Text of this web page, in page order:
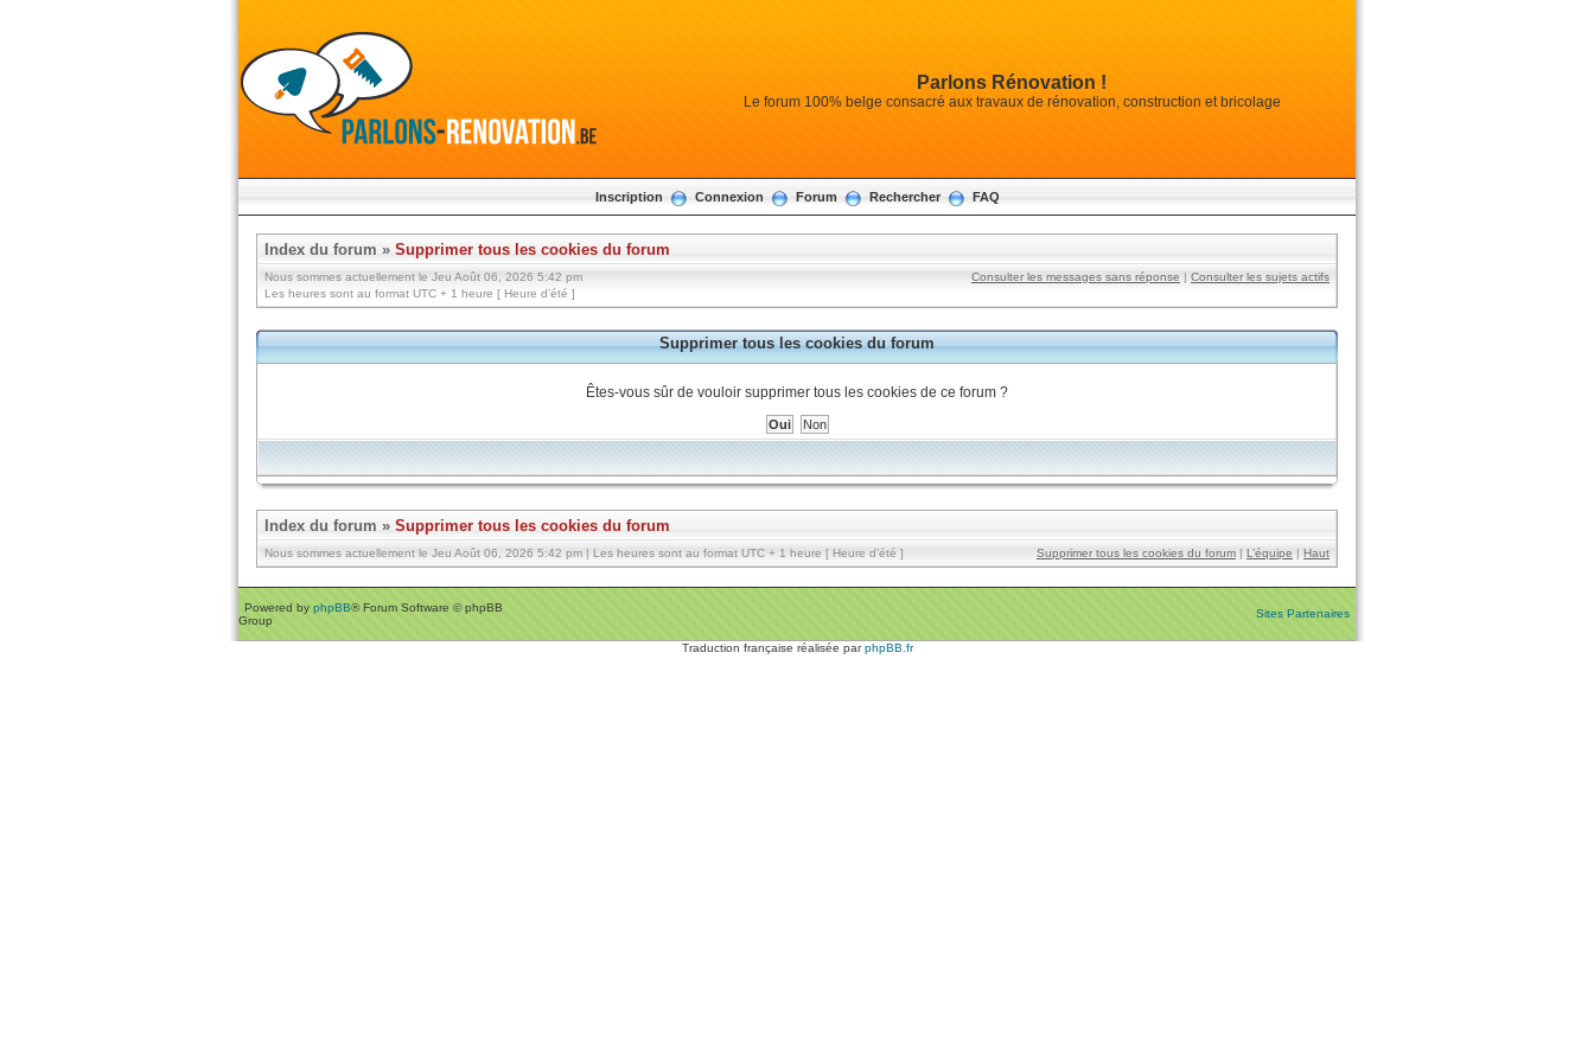
Parlons Rénovation !
Le forum 100% belge consacré aux travaux de rénovation, construction et bricolage
Inscription Connexion Forum Rechercher FAQ
Index du forum » Supprimer tous les cookies du forum
Nous sommes actuellement le Jeu Août 06, 2026 5:42 pm
Les heures sont au format UTC + 1 heure [ Heure d’été ]
Consulter les messages sans réponse | Consulter les sujets actifs
Supprimer tous les cookies du forum
Êtes-vous sûr de vouloir supprimer tous les cookies de ce forum ?
Index du forum » Supprimer tous les cookies du forum
Nous sommes actuellement le Jeu Août 06, 2026 5:42 pm | Les heures sont au format UTC + 1 heure [ Heure d’été ] Supprimer tous les cookies du forum | L’équipe | Haut
Powered by phpBB® Forum Software © phpBB
Group
Sites Partenaires
Traduction française réalisée parphpBB.fr